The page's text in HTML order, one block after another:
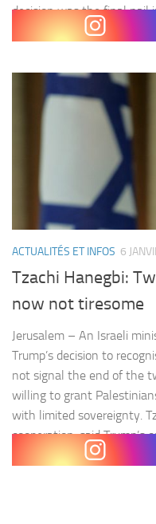
decision was the final
solution. But even before
ACTUALITÉS ET INFOS 6
Tzachi Hanegbi:
now not tiresome
Jerusalem – An Israeli
Trump’s decision to
not signal the end of the
willing to grant
with limited sovereignty.
cooperation, said Trump’s
6 should not hinder…